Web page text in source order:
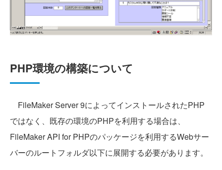
PHP環境の構築について
FileMaker Server 9によってインストールされたPHP
ではなく、既存の環境のPHPを利用する場合は、
FileMaker API for PHPのパッケージを利用するWebサー
バーのルートフォルダ以下に展開する必要があります。